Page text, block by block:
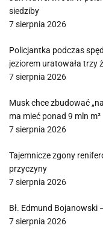
siedziby
7 sierpnia 2026
Policjantka podczas
jeziorem uratowała trzy
7 sierpnia 2026
Musk chce zbudować
ma mieć ponad 9 mln m²
7 sierpnia 2026
Tajemnicze zgony
przyczyny
7 sierpnia 2026
Bł. Edmund Bojanowski
7 sierpnia 2026